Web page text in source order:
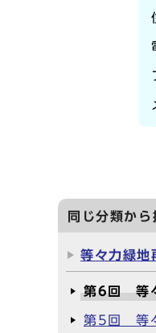
同じ分類から
等々力緑地
第6回 等
第5回 等